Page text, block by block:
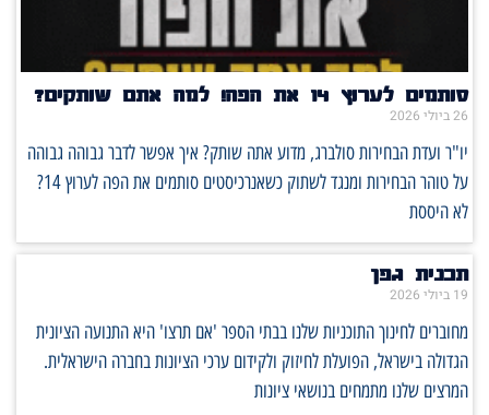
סותמים לערוץ 14 את הפה! למה אתם שותקים?
26 ביולי 2026
יו"ר ועדת הבחירות סולברג, מדוע אתה שותק? איך אפשר לדבר גבוהה גבוהה
על טוהר הבחירות ומנגד לשתוק כשאנרכיסטים סותמים את הפה לערוץ 14?
לא היססת
תכנית גפן
19 ביולי 2026
מחוברים לחינוך התוכניות שלנו בבתי הספר 'אם תרצו' היא התנועה הציונית
הגדולה בישראל, הפועלת לחיזוק ולקידום ערכי הציונות בחברה הישראלית.
המרצים שלנו מתמחים בנושאי ציונות